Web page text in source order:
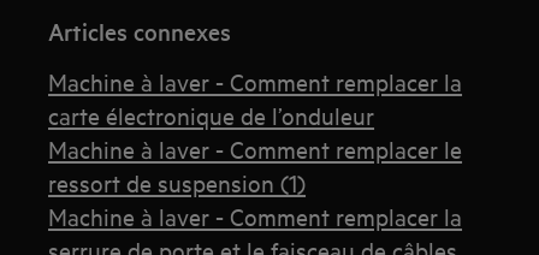
Articles connexes
Machine à laver - Comment remplacer la
carte électronique de l’onduleur
Machine à laver - Comment remplacer le
ressort de suspension (1)
Machine à laver - Comment remplacer la